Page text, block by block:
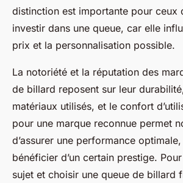
distinction est importante pour ceux
investir dans une queue, car elle
prix et la personnalisation possible.
La notoriété et la réputation des
de billard reposent sur leur
matériaux utilisés, et le confort
pour une marque reconnue permet
d’assurer une performance
bénéficier d’un certain prestige.
sujet et choisir une queue de billard